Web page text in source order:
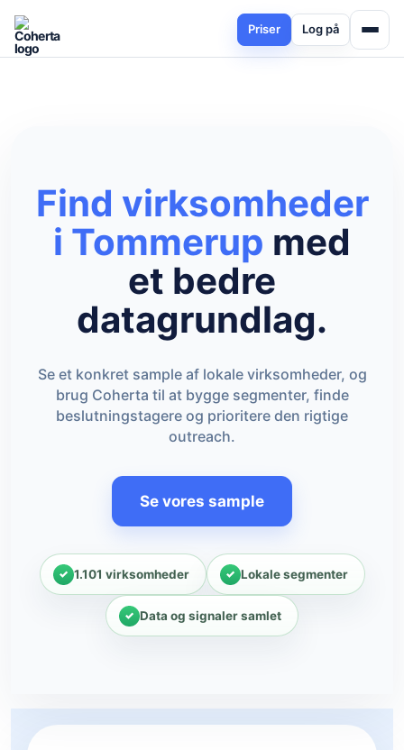
Priser Log på
Find virksomheder
i Tommerup med
et bedre
datagrundlag.
Se et konkret sample af lokale virksomheder, og
brug Coherta til at bygge segmenter, finde
beslutningstagere og prioritere den rigtige
outreach.
Se vores sample
1.101 virksomheder Lokale segmenter
Data og signaler samlet